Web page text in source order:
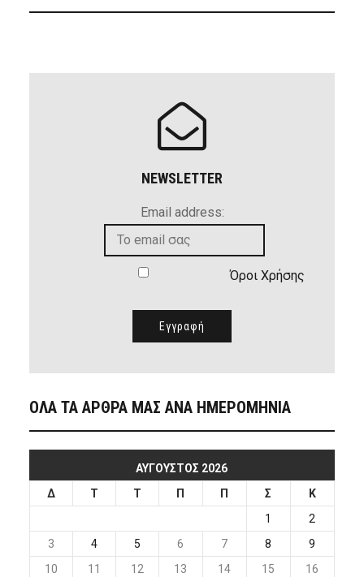
NEWSLETTER
Email address:
Όροι Χρήσης
ΟΛΑ ΤΑ ΑΡΘΡΑ ΜΑΣ ΑΝΑ ΗΜΕΡΟΜΗΝΙΑ
ΑΎΓΟΥΣΤΟΣ 2026
Δ
Τ Τ Π Π Σ
Κ
1
2
3
4 5 6 7 8
9
10
11 12 13 14 15 16